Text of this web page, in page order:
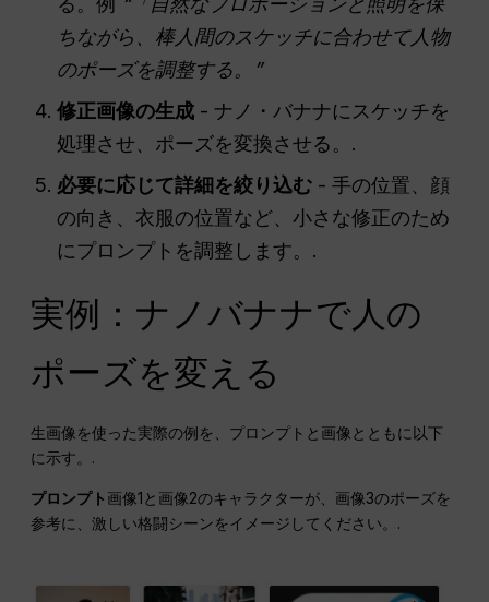
ちながら、棒人間のスケッチに合わせて人物
のポーズを調整する。”
修正画像の生成 - ナノ・バナナにスケッチを
処理させ、ポーズを変換させる。.
必要に応じて詳細を絞り込む - 手の位置、顔
の向き、衣服の位置など、小さな修正のため
にプロンプトを調整します。.
実例：ナノバナナで人の
ポーズを変える
生画像を使った実際の例を、プロンプトと画像とともに以下
に示す。.
プロンプト 画像1と画像2のキャラクターが、画像3のポーズを
参考に、激しい格闘シーンをイメージしてください。.